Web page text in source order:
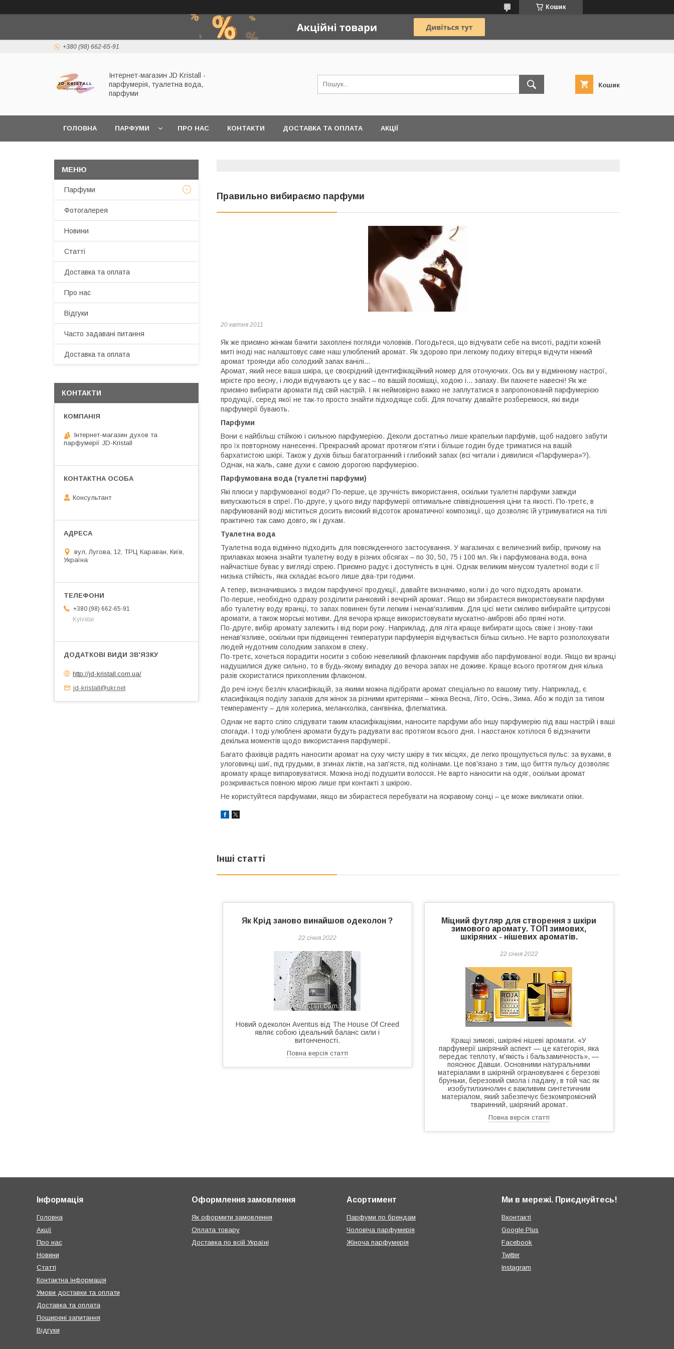
Кошик
+380 (98) 662-65-91
Інтернет-магазин JD Kristall -
парфумерія, туалетна вода,
парфуми
Кошик
ГОЛОВНА ПАРФУМИ ПРО НАС КОНТАКТИ ДОСТАВКА ТА ОПЛАТА АКЦІЇ
Правильно вибираємо парфуми
20 квітня 2011
Як же приємно жінкам бачити захоплені погляди чоловіків. Погодьтеся, що відчувати себе на висоті, радіти кожній
миті іноді нас налаштовує саме наш улюблений аромат. Як здорово при легкому подиху вітерця відчути ніжний
аромат троянди або солодкий запах ванілі...
Аромат, який несе ваша шкіра, це своєрідний ідентифікаційний номер для оточуючих. Ось ви у відмінному настрої,
мрієте про весну, і люди відчувають це у вас – по вашій посмішці, ходою і... запаху. Ви пахнете навесні! Як же
приємно вибирати аромати під свій настрій. І як неймовірно важко не заплутатися в запропонованій парфумерією
продукції, серед якої не так-то просто знайти підходяще собі. Для початку давайте розберемося, які види
парфумерії бувають.
Парфуми
Вони є найбільш стійкою і сильною парфумерією. Деколи достатньо лише крапельки парфумів, щоб надовго забути
про їх повторному нанесенні. Прекрасний аромат протягом п'яти і більше годин буде триматися на вашій
бархатистою шкірі. Також у духів більш багатогранний і глибокий запах (всі читали і дивилися «Парфумера»?).
Однак, на жаль, саме духи є самою дорогою парфумерією.
Парфумована вода (туалетні парфуми)
Які плюси у парфумованої води? По-перше, це зручність використання, оскільки туалетні парфуми завжди
випускаються в спреї. По-друге, у цього виду парфумерії оптимальне співвідношення ціни та якості. По-третє, в
парфумованій воді міститься досить високий відсоток ароматичної композиції, що дозволяє їй утримуватися на тілі
практично так само довго, як і духам.
Туалетна вода
Туалетна вода відмінно підходить для повсякденного застосування. У магазинах є величезний вибір, причому на
прилавках можна знайти туалетну воду в різних обсягах – по 30, 50, 75 і 100 мл. Як і парфумована вода, вона
найчастіше буває у вигляді спрею. Приємно радує і доступність в ціні. Однак великим мінусом туалетної води є її
низька стійкість, яка складає всього лише два-три години.
А тепер, визначившись з видом парфумної продукції, давайте визначимо, коли і до чого підходять аромати.
По-перше, необхідно одразу розділити ранковий і вечірній аромат. Якщо ви збираєтеся використовувати парфуми
або туалетну воду вранці, то запах повинен бути легким і ненав'язливим. Для цієї мети сміливо вибирайте цитрусові
аромати, а також морські мотиви. Для вечора краще використовувати мускатно-амброві або пряні ноти.
По-друге, вибір аромату залежить і від пори року. Наприклад, для літа краще вибирати щось свіже і знову-таки
ненав'язливе, оскільки при підвищенні температури парфумерія відчувається більш сильно. Не варто розполохувати
людей нудотним солодким запахом в спеку.
По-третє, хочеться порадити носити з собою невеликий флакончик парфумів або парфумованої води. Якщо ви вранці
надушилися дуже сильно, то в будь-якому випадку до вечора запах не доживе. Краще всього протягом дня кілька
разів скористатися прихопленим флаконом.
До речі існує безліч класифікацій, за якими можна підібрати аромат спеціально по вашому типу. Наприклад, є
класифікація поділу запахів для жінок за різними критеріями – жінка Весна, Літо, Осінь, Зима. Або ж поділ за типом
темпераменту – для холерика, меланхоліка, сангвініка, флегматика.
Однак не варто сліпо слідувати таким класифікаціями, наносите парфуми або іншу парфумерію під ваш настрій і ваші
спогади. І тоді улюблені аромати будуть радувати вас протягом всього дня. І наостанок хотілося б відзначити
декілька моментів щодо використання парфумерії.
Багато фахівців радять наносити аромат на суху чисту шкіру в тих місцях, де легко прощупується пульс: за вухами, в
улоговинці шиї, під грудьми, в згинах ліктів, на зап'ястя, під колінами. Це пов'язано з тим, що биття пульсу дозволяє
аромату краще випаровуватися. Можна іноді подушити волосся. Не варто наносити на одяг, оскільки аромат
розкривається повною мірою лише при контакті з шкірою.
Не користуйтеся парфумами, якщо ви збираєтеся перебувати на яскравому сонці – це може викликати опіки.
Інші статті
Як Крід заново винайшов одеколон ?
22 січня 2022
Новий одеколон Aventus від The House Of Creed
являє собою ідеальний баланс сили і
витонченості.
Повна версія статті
Міцний футляр для створення з шкіри
зимового аромату. ТОП зимових,
шкіряних - нішевих ароматів.
22 січня 2022
Кращі зимові, шкіряні нішеві аромати. «У
парфумерії шкіряний аспект — це категорія, яка
передає теплоту, м'якість і бальзамичность», —
пояснює Давши. Основними натуральними
матеріалами в шкіряній ограновуванні є березові
бруньки, березовий смола і ладану, в той час як
изобутилхинолин є важливим синтетичним
матеріалом, який забезпечує безкомпромісний
тваринний, шкіряний аромат.
Повна версія статті
Парфуми
Фотогалерея
Новини
Статті
Доставка та оплата
Про нас
Відгуки
Часто задавані питання
Доставка та оплата
КОНТАКТИ
Інтернет-магазин духов та
парфумерії JD-Kristall
Консультант
вул, Лугова, 12, ТРЦ Караван, Київ,
Україна
+380 (98) 662-65-91
Kyivstar
http://jd-kristall.com.ua/
jd-kristall@ukr.net
Інформація
Головна
Акції
Про нас
Новини
Статті
Контактна інформація
Умови доставки та оплати
Доставка та оплата
Поширені запитання
Відгуки
Оформлення замовлення
Як оформити замовлення
Оплата товару
Доставка по всій Україні
Асортимент
Парфуми по брендам
Чоловіча парфумерія
Жіноча парфумерія
Ми в мережі. Приєднуйтесь!
Вконтакті
Google Plus
Facebook
Twitter
Instagram